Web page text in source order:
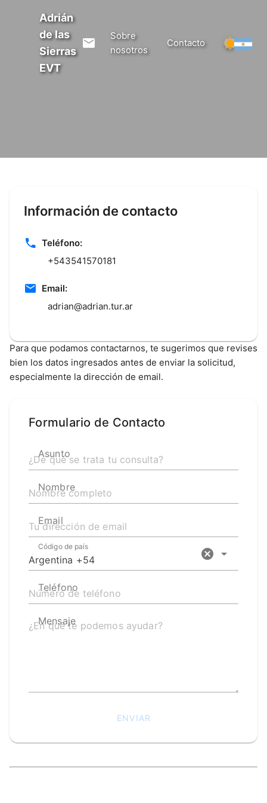
Adrián
de las
Sierras
EVT
Sobre
nosotros
Contacto
Información de contacto
Teléfono:
+543541570181
Email:
adrian@adrian.tur.ar
Para que podamos contactarnos, te sugerimos que revises
bien los datos ingresados antes de enviar la solicitud,
especialmente la dirección de email.
Formulario de Contacto
Asunto
Nombre
Email
Código de país
Argentina +54
Teléfono
Mensaje
ENVIAR